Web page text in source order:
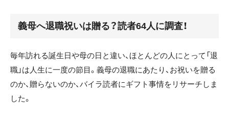
義母へ退職祝いは贈る？読者64人に調査！
毎年訪れる誕生日や母の日と違い、ほとんどの人にとって「退
職」は人生に一度の節目。義母の退職にあたり、お祝いを贈る
のか、贈らないのか、バイラ読者にギフト事情をリサーチしま
した。